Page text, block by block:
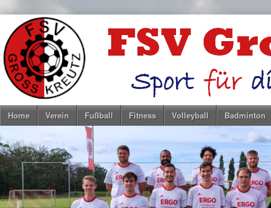
Home Verein Fußball Fitness Volleyball Badminton